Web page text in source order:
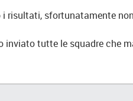
i risultati, sfortunatamente
inviato tutte le squadre che